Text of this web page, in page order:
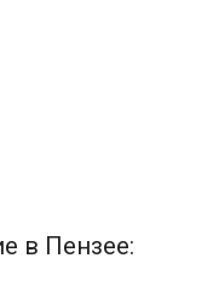
в Пензее: